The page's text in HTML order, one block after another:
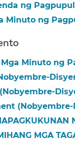
ng
Minuto ng
Mga Minuto ng
MGA